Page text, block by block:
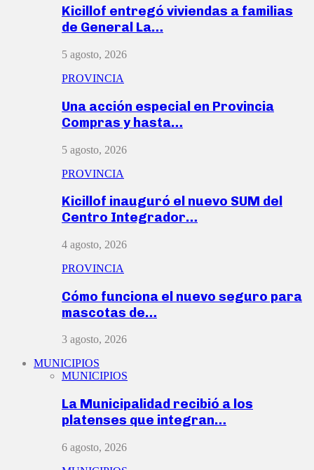
Kicillof entregó viviendas a familias
de General La…
5 agosto, 2026
PROVINCIA
Una acción especial en Provincia
Compras y hasta…
5 agosto, 2026
PROVINCIA
Kicillof inauguró el nuevo SUM del
Centro Integrador…
4 agosto, 2026
PROVINCIA
Cómo funciona el nuevo seguro para
mascotas de…
3 agosto, 2026
MUNICIPIOS
MUNICIPIOS
La Municipalidad recibió a los
platenses que integran…
6 agosto, 2026